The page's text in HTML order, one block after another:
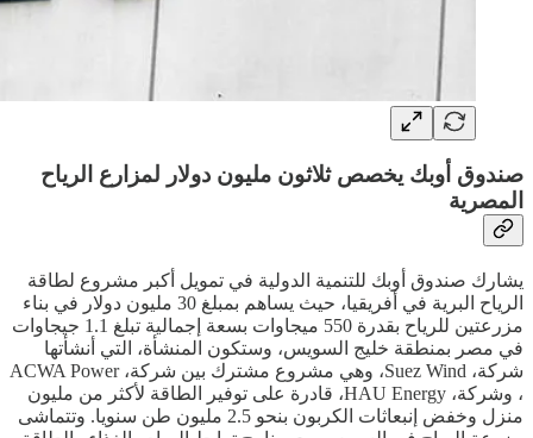
صندوق أوبك يخصص ثلاثون مليون دولار لمزارع الرياح
المصرية
يشارك صندوق أوبك للتنمية الدولية في تمويل أكبر مشروع لطاقة
الرياح البرية في أفريقيا، حيث يساهم بمبلغ 30 مليون دولار في بناء
مزرعتين للرياح بقدرة 550 ميجاوات بسعة إجمالية تبلغ 1.1 جيجاوات
في مصر بمنطقة خليج السويس، وستكون المنشأة، التي أنشأتها
شركة، Suez Wind، وهي مشروع مشترك بين شركة، ACWA Power
، وشركة، HAU Energy، قادرة على توفير الطاقة لأكثر من مليون
منزل وخفض إنبعاثات الكربون بنحو 2.5 مليون طن سنويا. وتتماشى